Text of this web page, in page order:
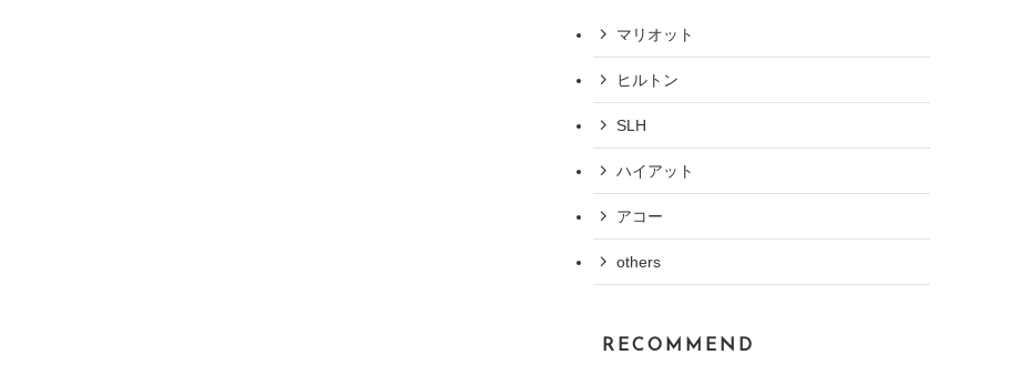
マリオット
ヒルトン
SLH
ハイアット
アコー
others
RECOMMEND